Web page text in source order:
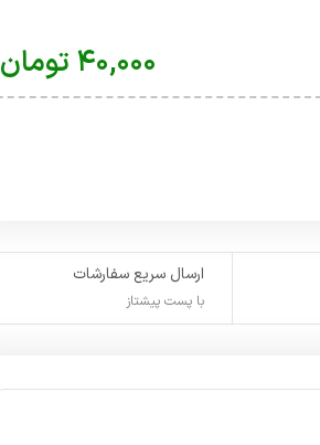
۴۰,۰۰۰ تومان
ارسال سریع سفارشات
با پست پیشتاز